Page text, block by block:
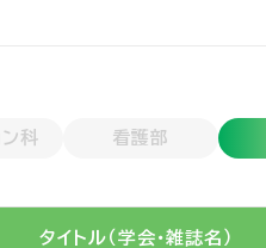
ン科 看護部
タイトル（学会・雑誌名）